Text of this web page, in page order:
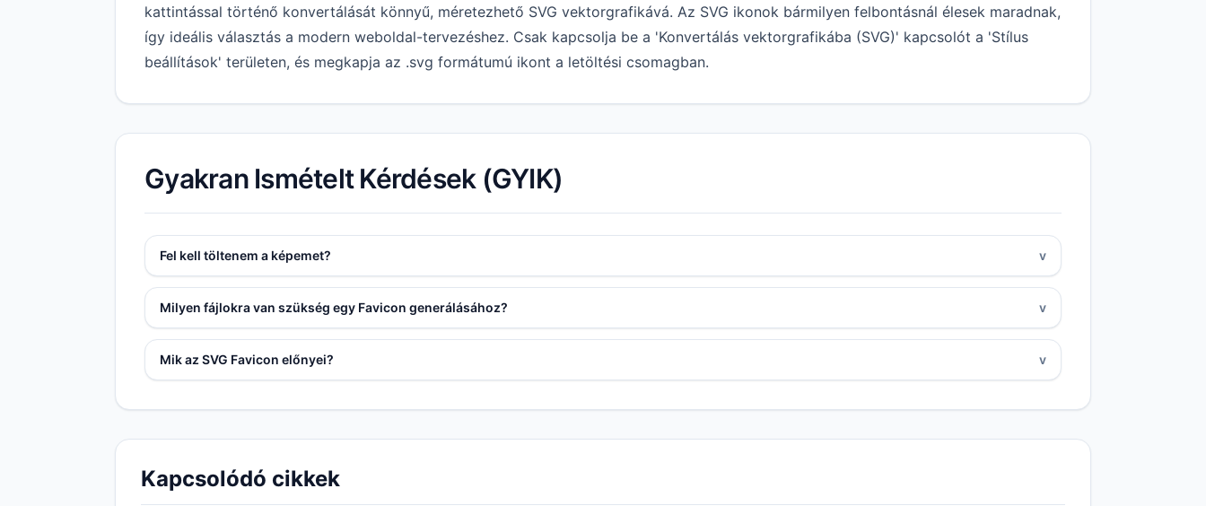
kattintással történő konvertálását könnyű, méretezhető SVG vektorgrafikává. Az SVG ikonok bármilyen felbontásnál élesek maradnak,
így ideális választás a modern weboldal-tervezéshez. Csak kapcsolja be a 'Konvertálás vektorgrafikába (SVG)' kapcsolót a 'Stílus
beállítások' területen, és megkapja az .svg formátumú ikont a letöltési csomagban.
Gyakran Ismételt Kérdések (GYIK)
Fel kell töltenem a képemet? v
Milyen fájlokra van szükség egy Favicon generálásához? v
Mik az SVG Favicon előnyei? v
Kapcsolódó cikkek